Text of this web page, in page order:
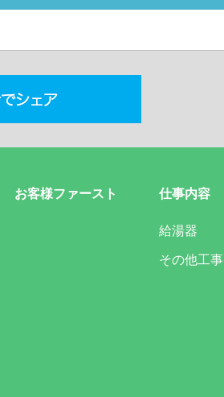
お客様ファースト 仕事内容
給湯器
その他工事